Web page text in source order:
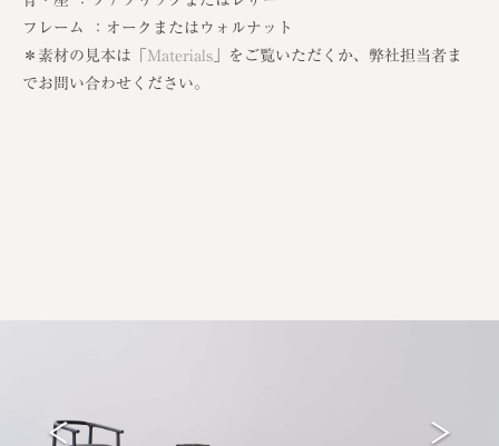
フレーム ：オークまたはウォルナット
＊素材の見本は「 Materials 」をご覧いただくか、弊社担当者ま
でお問い合わせください。